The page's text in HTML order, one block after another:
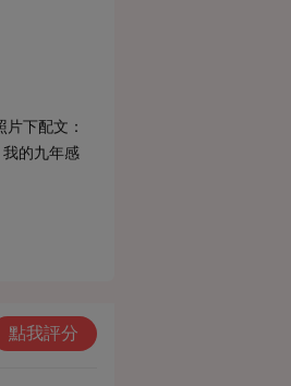
下配文：
的九年感
點我評分